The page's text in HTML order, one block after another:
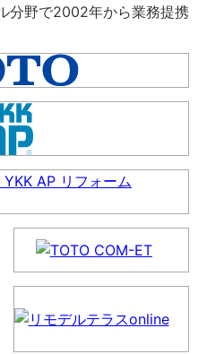
分野で2002年から業務提携